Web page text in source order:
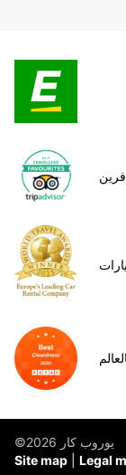
©يوروب كار 2026
Site map
Legal